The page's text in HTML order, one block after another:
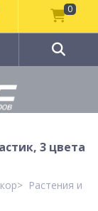
3 цвета
Растения
0